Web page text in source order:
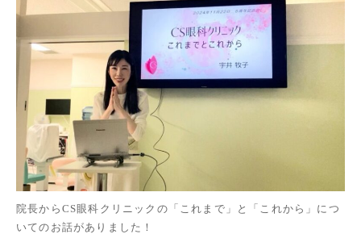
院長からCS眼科クリニックの「これまで」と「これから」につ
いてのお話がありました！